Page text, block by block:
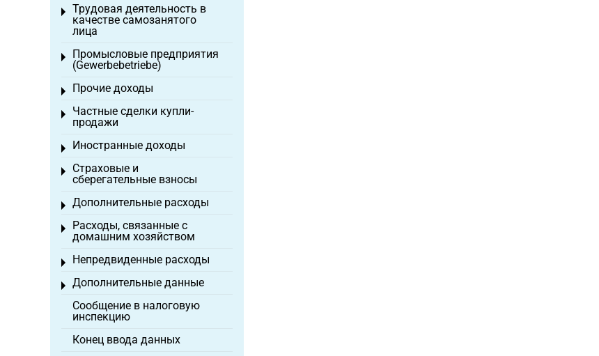
Трудовая деятельность в
качестве самозанятого
лица
Toggle menu
Промысловые предприятия
(Gewerbebetriebe)
Toggle menu
Прочие доходы
Toggle menu
Частные сделки купли-
продажи
Toggle menu
Иностранные доходы
Toggle menu
Страховые и
сберегательные взносы
Toggle menu
Дополнительные расходы
Toggle menu
Расходы, связанные с
домашним хозяйством
Toggle menu
Непредвиденные расходы
Toggle menu
Дополнительные данные
Toggle menu
Сообщение в налоговую
инспекцию
Конец ввода данных